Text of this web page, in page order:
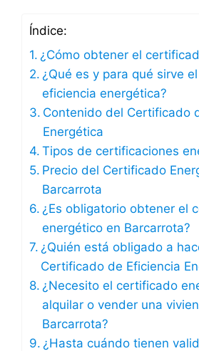
Índice:
¿Cómo obtener el
¿Qué es y para qué sirve
eficiencia energética?
Contenido del Certificado
Energética
Tipos de certificaciones
Precio del Certificado
Barcarrota
¿Es obligatorio obtener el
energético en Barcarrota?
¿Quién está obligado a
Certificado de Eficiencia
¿Necesito el certificado
alquilar o vender una
Barcarrota?
¿Hasta cuándo tienen